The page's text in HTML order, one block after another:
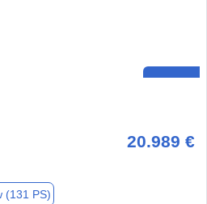
20.989 €
(131 PS)